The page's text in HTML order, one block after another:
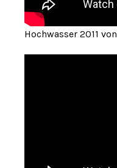
Hochwasser 2011 von